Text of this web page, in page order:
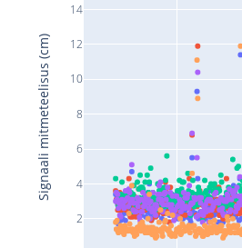
2
4
6
8
10
12
14
Signaali mitmeteelisus (cm)